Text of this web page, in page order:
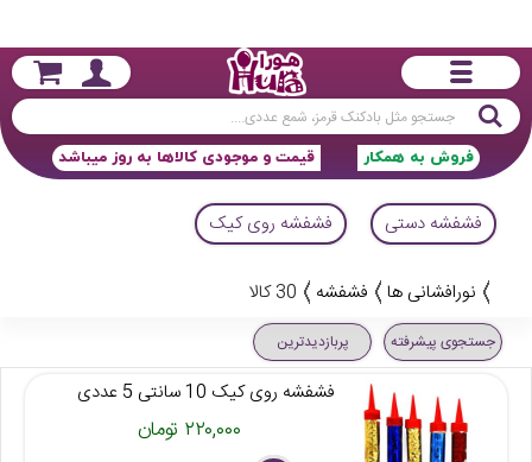
جستجو
قیمت و موجودی کالاها به روز میباشد فروش به همکار
فشفشه دستی فشفشه روی کیک
نورافشانی ها فشفشه 30 کالا
جستجوی پیشرفته پربازدیدترین
فشفشه روی کیک 10 سانتی 5 عددی
۲۲۰,۰۰۰ تومان